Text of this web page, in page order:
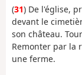
(31) De l'église,
devant le
son château.
Remonter par la
une ferme.